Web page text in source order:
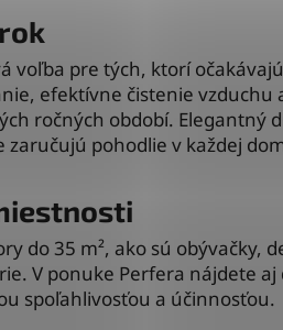
voľba pre tých, ktorí
efektívne čistenie vzduchu
ročných období. Elegantný
pohodlie v každej
do 35 m², ako sú obývačky,
V ponuke Perfera nájdete aj
spoľahlivosťou a účinnosťou.